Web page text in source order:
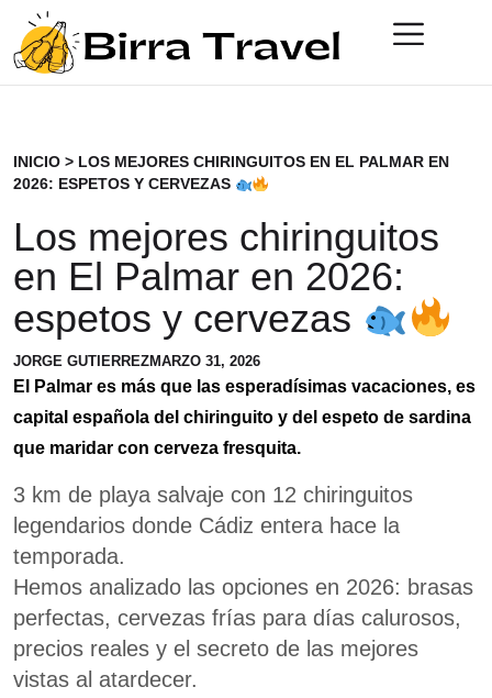
INICIO > LOS MEJORES CHIRINGUITOS EN EL PALMAR EN
2026: ESPETOS Y CERVEZAS
Los mejores chiringuitos
en El Palmar en 2026:
espetos y cervezas
JORGE GUTIERREZMARZO 31, 2026
El Palmar es más que las esperadísimas vacaciones, es
capital española del chiringuito y del espeto de sardina
que maridar con cerveza fresquita.
3 km de playa salvaje con 12 chiringuitos
legendarios donde Cádiz entera hace la
temporada.
Hemos analizado las opciones en 2026: brasas
perfectas, cervezas frías para días calurosos,
precios reales y el secreto de las mejores
vistas al atardecer.